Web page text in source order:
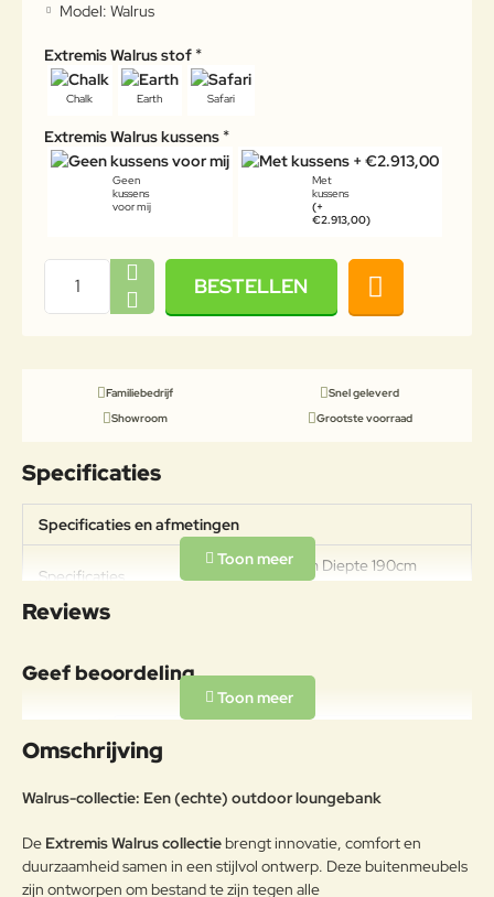
Model: Walrus
Extremis Walrus stof
Chalk Earth Safari
Extremis Walrus kussens
Geen
kussens
voor mij
Met
kussens
(+
€2.913,00)
BESTELLEN
Familiebedrijf
Snel geleverd
Showroom
Grootste voorraad
Specificaties
Specificaties en afmetingen
Specificaties
Lengte 390cm Diepte 190cm
Frame
Thermisch verzinken is de meest
duurzame manier om metaal tegen
beschermlaag. Als de zinklaag
blootgekomen metaal toch
roesten. Dit is eenvoudig bij te
werken met zinkverf, die in elke
Reviews
Geef beoordeling
Uw naam:
g:
Omschrijving
Walrus-collectie: Een (echte) outdoor loungebank
De Extremis Walrus collectiebrengt innovatie, comfort en
duurzaamheid samen in een stijlvol ontwerp. Deze buitenmeubels
zijn ontworpen om bestand te zijn tegen alle